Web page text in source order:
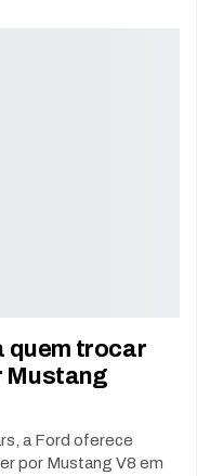
quem trocar
Mustang
a Ford oferece
por Mustang V8 em